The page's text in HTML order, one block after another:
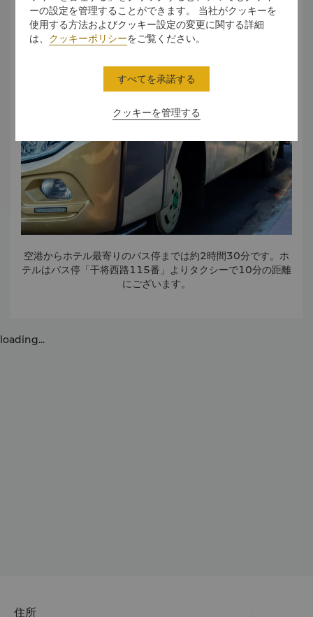
バス
空港からホテル最寄りのバス停までは約2時間30分です。ホ
テルはバス停「干将西路115番」よりタクシーで10分の距離
にございます。
loading...
住所
ーの設定を管理することができます。 当社がクッキーを
使用する方法およびクッキー設定の変更に関する詳細
は、 クッキーポリシーをご覧ください。
クッキーを管理する
すべてを承諾する